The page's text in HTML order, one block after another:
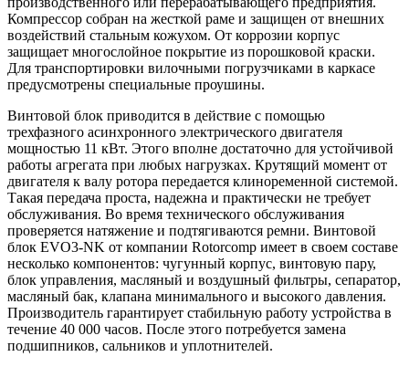
Компрессор собран на жесткой раме и защищен от внешних
воздействий стальным кожухом. От коррозии корпус
защищает многослойное покрытие из порошковой краски.
Для транспортировки вилочными погрузчиками в каркасе
предусмотрены специальные проушины.
Винтовой блок приводится в действие с помощью
трехфазного асинхронного электрического двигателя
мощностью 11 кВт. Этого вполне достаточно для устойчивой
работы агрегата при любых нагрузках. Крутящий момент от
двигателя к валу ротора передается клиноременной системой.
Такая передача проста, надежна и практически не требует
обслуживания. Во время технического обслуживания
проверяется натяжение и подтягиваются ремни. Винтовой
блок EVO3-NK от компании Rotorcomp имеет в своем составе
несколько компонентов: чугунный корпус, винтовую пару,
блок управления, масляный и воздушный фильтры, сепаратор,
масляный бак, клапана минимального и высокого давления.
Производитель гарантирует стабильную работу устройства в
течение 40 000 часов. После этого потребуется замена
подшипников, сальников и уплотнителей.